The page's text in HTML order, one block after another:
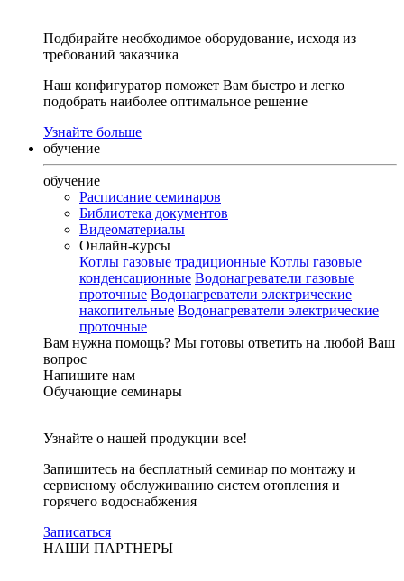
Подбирайте необходимое оборудование, исходя из
требований заказчика
Наш конфигуратор поможет Вам быстро и легко
подобрать наиболее оптимальное решение
Узнайте больше
обучение
обучение
Расписание семинаров
Библиотека документов
Видеоматериалы
Онлайн-курсы
Котлы газовые традиционные Котлы газовые
конденсационные Водонагреватели газовые
проточные Водонагреватели электрические
накопительные Водонагреватели электрические
проточные
Вам нужна помощь? Мы готовы ответить на любой Ваш
вопрос
Напишите нам
Обучающие семинары
Узнайте о нашей продукции все!
Запишитесь на бесплатный семинар по монтажу и
сервисному обслуживанию систем отопления и
горячего водоснабжения
Записаться
НАШИ ПАРТНЕРЫ